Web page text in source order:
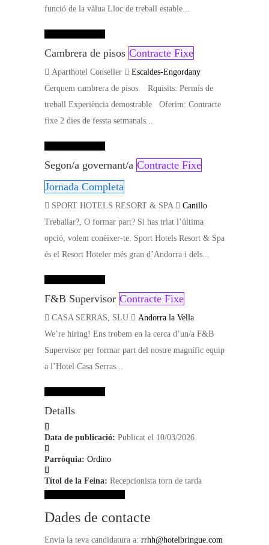
funció de la vàlua Lloc de treball estable...
Cambrera de pisos Contracte Fixe
Aparthotel Conseller
Escaldes-Engordany
Cerquem cambrera de pisos. Rquisits: Permís de
treball Experiència demostrable Oferim: Contracte
fixe 2 dies de fessta setmanals...
Segon/a governant/a Contracte Fixe
Jornada Completa
SPORT HOTELS RESORT & SPA
Canillo
Treballar?, O formar part? Si has triat l’última
opció, volem conèixer-te. Sport Hotels Resort & Spa
és el Resort Hoteler més gran d’Andorra i dels...
F&B Supervisor Contracte Fixe
CASA SERRAS, SLU
Andorra la Vella
We’re hiring! Ens trobem en la cerca d’un/a F&B
Supervisor per formar part del nostre magnífic equip
a l’Hotel Casa Serras...
Detalls
Data de publicació: Publicat el 10/03/2026
Parròquia: Ordino
Títol de la Feina: Recepcionista torn de tarda
Dades de contacte
Envia la teva candidatura a: rrhh@hotelbringue.com